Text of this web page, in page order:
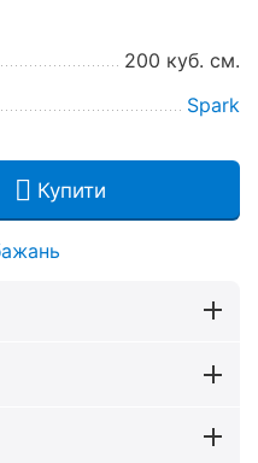
200 куб. см.
Spark
Купити